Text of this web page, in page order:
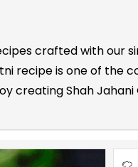
crafted with
recipe is one of the
creating Shah